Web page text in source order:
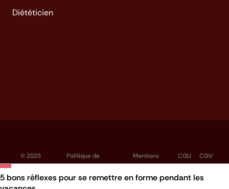
5 bons réflexes pour se remettre en forme pendant les
Diététicien
© 2025
Hellocare
Politique de
confidentialité
Mentions
légales
CGU CGV